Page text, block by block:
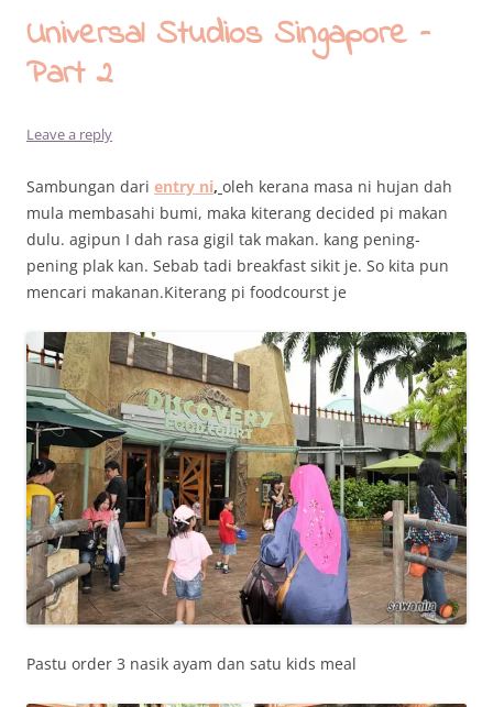
Universal Studios Singapore –
Part 2
Leave a reply
Sambungan dari entry ni, oleh kerana masa ni hujan dah
mula membasahi bumi, maka kiterang decided pi makan
dulu. agipun I dah rasa gigil tak makan. kang pening-
pening plak kan. Sebab tadi breakfast sikit je. So kita pun
mencari makanan.Kiterang pi foodcourst je
Pastu order 3 nasik ayam dan satu kids meal